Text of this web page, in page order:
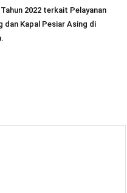
2022 terkait Pelayanan
dan Kapal Pesiar Asing di